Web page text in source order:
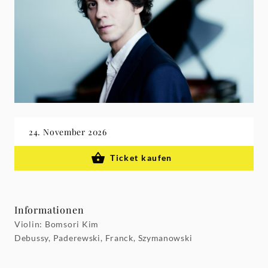
24. November 2026
Ticket kaufen
Informationen
Violin: Bomsori Kim
Debussy, Paderewski, Franck, Szymanowski